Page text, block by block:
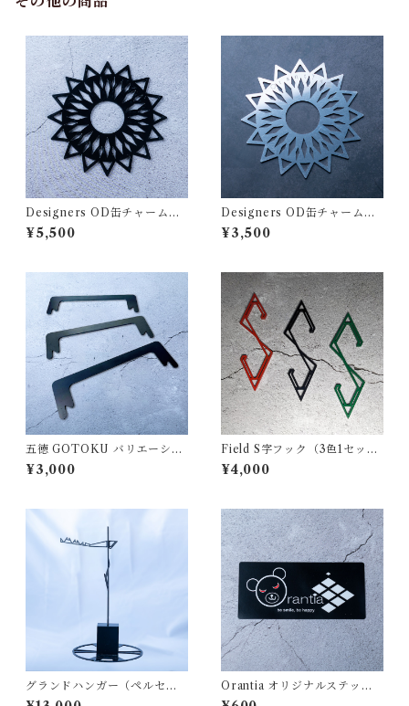
Designers OD缶チャーム
（黒…KURO）
¥5,500
Designers OD缶チャーム
（空…SORA）
¥3,500
五徳 GOTOKU バリエーショ
ンタイプ（3個1セット）塗装
なし
¥3,000
Field S字フック（3色1セッ
ト）
¥4,000
グランドハンガー（ペルセウ
ス...PERSEUS）
Orantia オリジナルステッカ
ー：WARUくま